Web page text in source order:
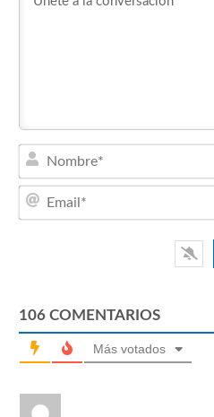
106 COMENTARIOS
Más votados